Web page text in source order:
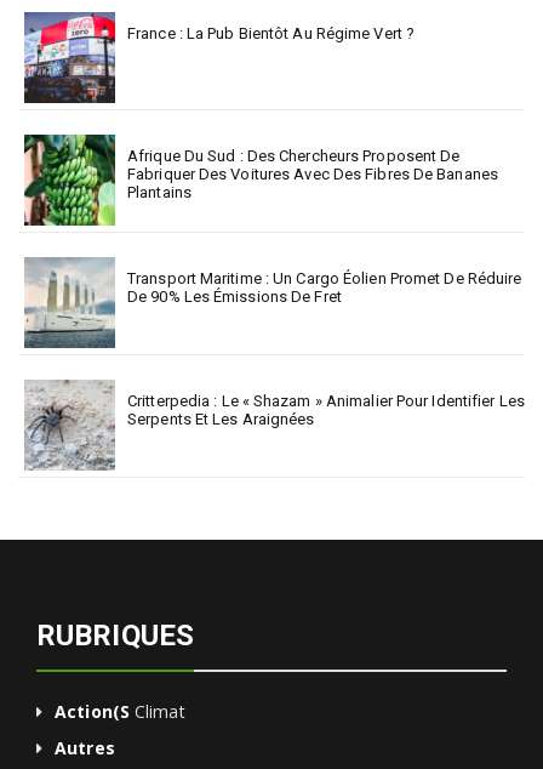
France : La Pub Bientôt Au Régime Vert ?
Afrique Du Sud : Des Chercheurs Proposent De
Fabriquer Des Voitures Avec Des Fibres De Bananes
Plantains
Transport Maritime : Un Cargo Éolien Promet De Réduire
De 90% Les Émissions De Fret
Critterpedia : Le « Shazam » Animalier Pour Identifier Les
Serpents Et Les Araignées
RUBRIQUES
Action(s Climat
Autres